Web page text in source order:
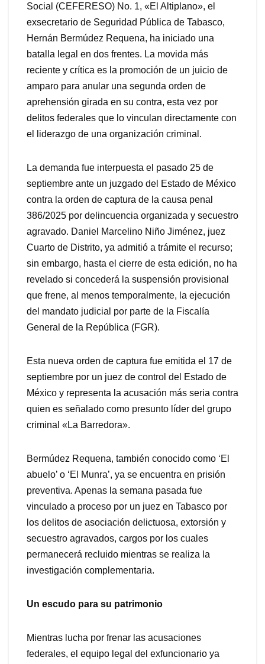
Social (CEFERESO) No. 1, «El Altiplano», el
exsecretario de Seguridad Pública de Tabasco,
Hernán Bermúdez Requena, ha iniciado una
batalla legal en dos frentes. La movida más
reciente y crítica es la promoción de un juicio de
amparo para anular una segunda orden de
aprehensión girada en su contra, esta vez por
delitos federales que lo vinculan directamente con
el liderazgo de una organización criminal.
La demanda fue interpuesta el pasado 25 de
septiembre ante un juzgado del Estado de México
contra la orden de captura de la causa penal
386/2025 por delincuencia organizada y secuestro
agravado. Daniel Marcelino Niño Jiménez, juez
Cuarto de Distrito, ya admitió a trámite el recurso;
sin embargo, hasta el cierre de esta edición, no ha
revelado si concederá la suspensión provisional
que frene, al menos temporalmente, la ejecución
del mandato judicial por parte de la Fiscalía
General de la República (FGR).
Esta nueva orden de captura fue emitida el 17 de
septiembre por un juez de control del Estado de
México y representa la acusación más seria contra
quien es señalado como presunto líder del grupo
criminal «La Barredora».
Bermúdez Requena, también conocido como ‘El
abuelo’ o ‘El Munra’, ya se encuentra en prisión
preventiva. Apenas la semana pasada fue
vinculado a proceso por un juez en Tabasco por
los delitos de asociación delictuosa, extorsión y
secuestro agravados, cargos por los cuales
permanecerá recluido mientras se realiza la
investigación complementaria.
Un escudo para su patrimonio
Mientras lucha por frenar las acusaciones
federales, el equipo legal del exfuncionario ya